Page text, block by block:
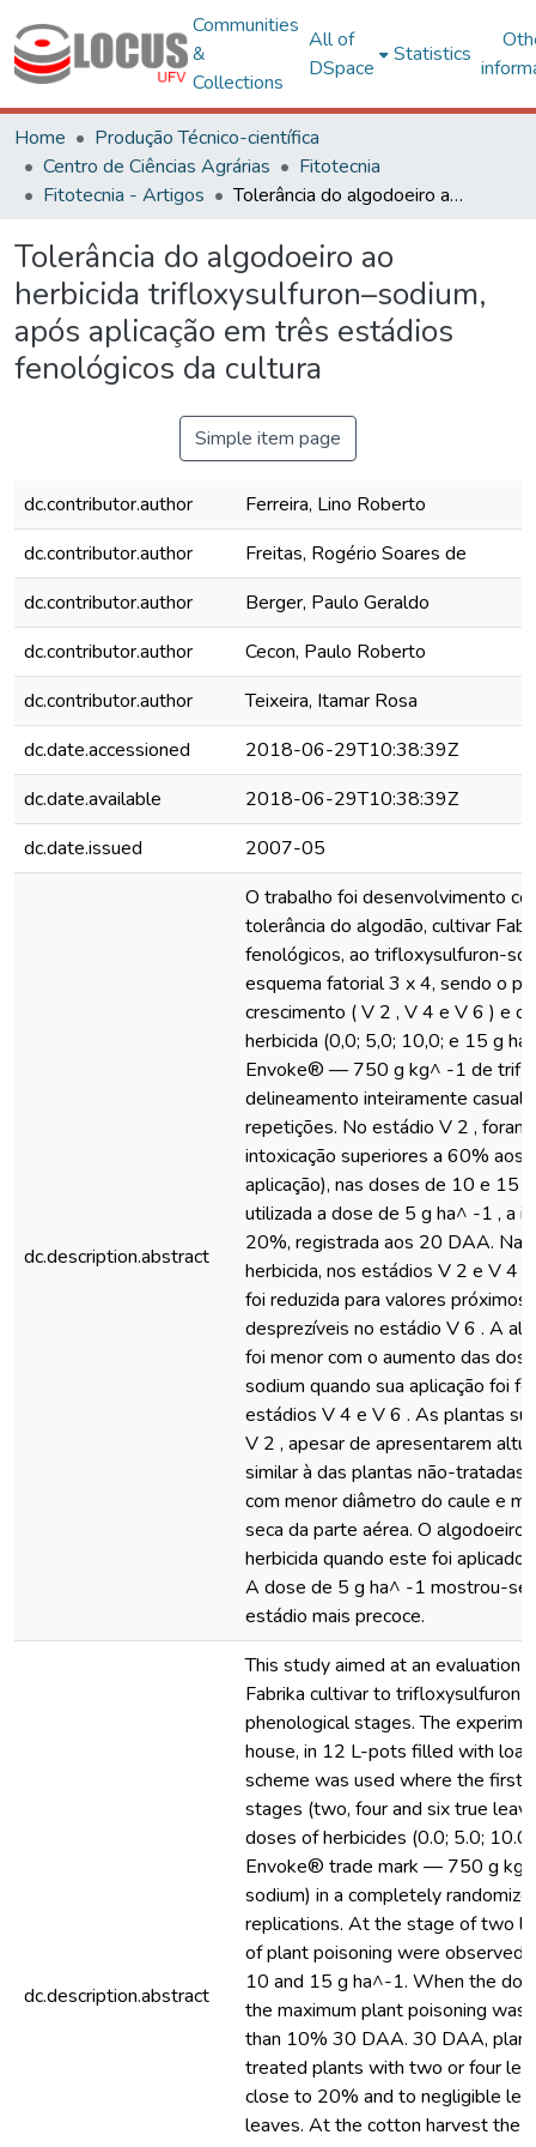
Communities
&
Collections
All of
DSpace
Statistics
Home
Produção Técnico-científica
Centro de Ciências Agrárias
Fitotecnia
Fitotecnia - Artigos
Tolerância do algodoeiro ao herbicida trifloxysulfuron–sodium, após aplicação em três estádios fenológicos da cultura
Tolerância do algodoeiro ao
herbicida trifloxysulfuron–sodium,
após aplicação em três estádios
fenológicos da cultura
Simple item page
dc.contributor.author
Ferreira, Lino Roberto
dc.contributor.author
Freitas, Rogério Soares de
dc.contributor.author
Berger, Paulo Geraldo
dc.contributor.author
Cecon, Paulo Roberto
dc.contributor.author
Teixeira, Itamar Rosa
dc.date.accessioned
2018-06-29T10:38:39Z
dc.date.available
2018-06-29T10:38:39Z
dc.date.issued
2007-05
dc.description.abstract
O trabalho foi desenvolvimento
tolerância do algodão, cultivar
fenológicos, ao trifloxysulfuron-
esquema fatorial 3 x 4, sendo o
crescimento ( V 2 , V 4 e V 6 ) e o
herbicida (0,0; 5,0; 10,0; e 15 g
Envoke® — 750 g kg^ -1 de
delineamento inteiramente
repetições. No estádio V 2 ,
intoxicação superiores a 60% aos
aplicação), nas doses de 10 e 15
utilizada a dose de 5 g ha^ -1 , a
20%, registrada aos 20 DAA.
herbicida, nos estádios V 2 e V 4
foi reduzida para valores
desprezíveis no estádio V 6 . A
foi menor com o aumento das
sodium quando sua aplicação foi
estádios V 4 e V 6 . As plantas
V 2 , apesar de apresentarem
similar à das plantas não-
com menor diâmetro do caule e
seca da parte aérea. O algodoeiro
herbicida quando este foi aplicado
A dose de 5 g ha^ -1 mostrou-se
estádio mais precoce.
dc.description.abstract
This study aimed at an evaluation
Fabrika cultivar to trifloxysulfuron-
phenological stages. The
house, in 12 L-pots filled with
scheme was used where the first
stages (two, four and six true
doses of herbicides (0.0; 5.0;
Envoke® trade mark — 750 g
sodium) in a completely
replications. At the stage of two
of plant poisoning were observed
10 and 15 g ha^-1. When the
the maximum plant poisoning
than 10% 30 DAA. 30 DAA,
treated plants with two or four
close to 20% and to negligible
leaves. At the cotton harvest the